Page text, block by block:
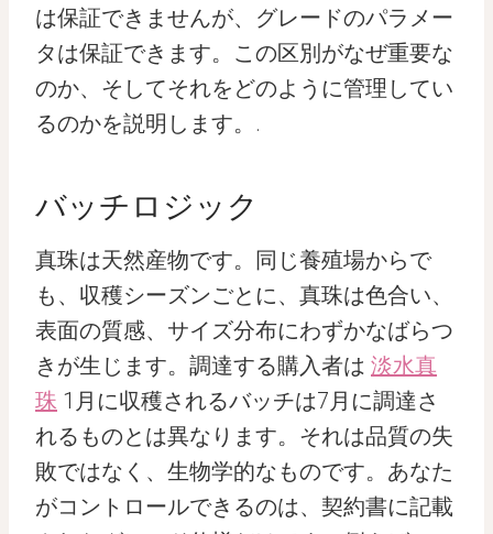
は保証できませんが、グレードのパラメー
タは保証できます。この区別がなぜ重要な
のか、そしてそれをどのように管理してい
るのかを説明します。.
バッチロジック
真珠は天然産物です。同じ養殖場からで
も、収穫シーズンごとに、真珠は色合い、
表面の質感、サイズ分布にわずかなばらつ
きが生じます。調達する購入者は 淡水真
珠 1月に収穫されるバッチは7月に調達さ
れるものとは異なります。それは品質の失
敗ではなく、生物学的なものです。あなた
がコントロールできるのは、契約書に記載